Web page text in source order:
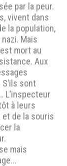
par la peur.
vivent dans
la population,
Mais
mort au
Aux
sont
L’inspecteur
à leurs
et de la souris
la
mais